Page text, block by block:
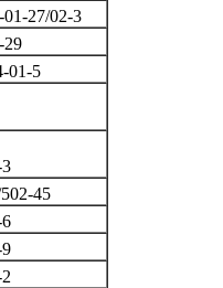
01-27/02-3
29
01-5
45